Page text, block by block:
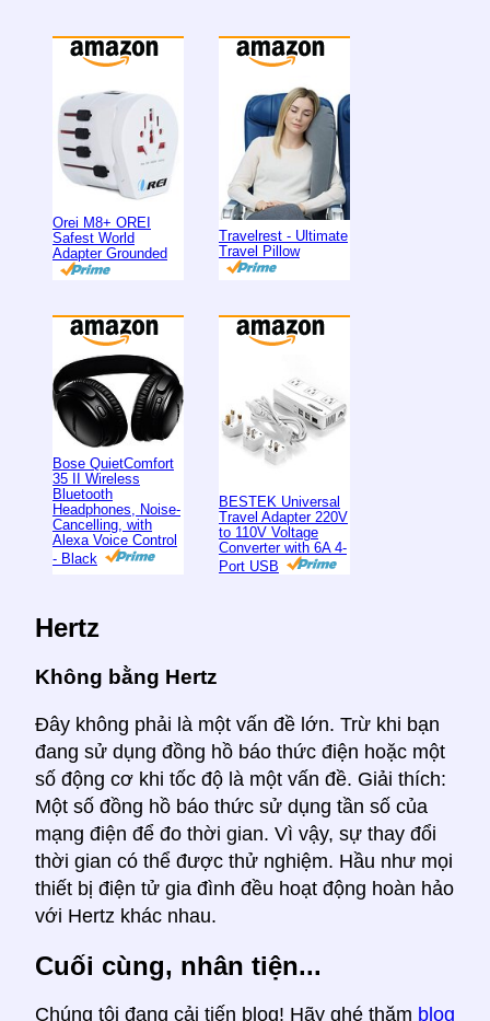
Orei M8+ OREI
Safest World
Adapter Grounded
Travelrest - Ultimate
Travel Pillow
Bose QuietComfort
35 II Wireless
Bluetooth
Headphones, Noise-
Cancelling, with
Alexa Voice Control
- Black
BESTEK Universal
Travel Adapter 220V
to 110V Voltage
Converter with 6A 4-
Port USB
Hertz
Không bằng Hertz
Đây không phải là một vấn đề lớn. Trừ khi bạn
đang sử dụng đồng hồ báo thức điện hoặc một
số động cơ khi tốc độ là một vấn đề. Giải thích:
Một số đồng hồ báo thức sử dụng tần số của
mạng điện để đo thời gian. Vì vậy, sự thay đổi
thời gian có thể được thử nghiệm. Hầu như mọi
thiết bị điện tử gia đình đều hoạt động hoàn hảo
với Hertz khác nhau.
Cuối cùng, nhân tiện...
Chúng tôi đang cải tiến blog! Hãy ghé thăm blog